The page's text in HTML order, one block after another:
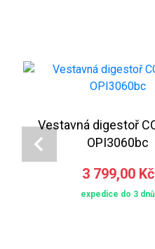
Vestavná digestoř
OPI3060bc
3 799,00 Kč
expedice do 3 dnů